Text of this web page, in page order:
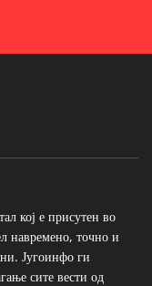
кој е присутен во
навремено, точно и
Југоинфо ги
сите вести од